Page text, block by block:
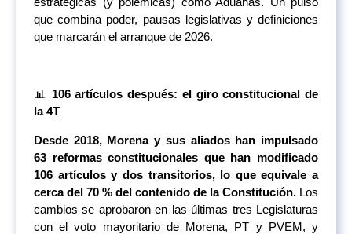
que combina poder, pausas legislativas y definiciones
que marcarán el arranque de 2026.
📊 106 artículos después: el giro constitucional de
la 4T
Desde 2018, Morena y sus aliados han impulsado
63 reformas constitucionales que han modificado
106 artículos y dos transitorios, lo que equivale a
cerca del 70 % del contenido de la Constitución. Los
cambios se aprobaron en las últimas tres Legislaturas
con el voto mayoritario de Morena, PT y PVEM, y